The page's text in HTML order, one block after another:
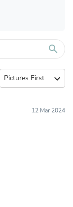
search
expand_more
12 Mar 2024